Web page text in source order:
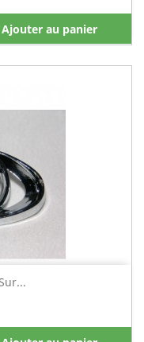
Ajouter au panier